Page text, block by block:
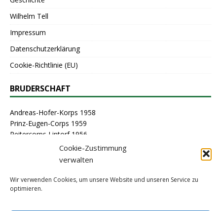
Cookie-Zustimmung
verwalten
Wir verwenden Cookies, um unsere Website und unseren Service zu
optimieren.
Wilhelm Tell
Impressum
Datenschutzerklärung
Cookie-Richtlinie (EU)
BRUDERSCHAFT
Andreas-Hofer-Korps 1958
Prinz-Eugen-Corps 1959
Reitercorps Lintorf 1956
St. Georg-Corps 1963
St. Lambertus-Corps 1976
Stammcorps 1963